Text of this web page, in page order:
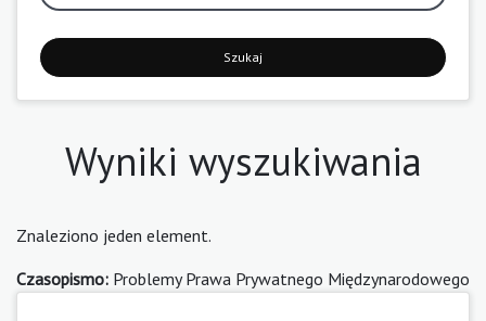
Szukaj
Wyniki wyszukiwania
Znaleziono jeden element.
Czasopismo: Problemy Prawa Prywatnego Międzynarodowego